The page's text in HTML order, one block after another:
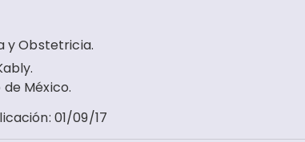
y Obstetricia.
México.
: 01/09/17